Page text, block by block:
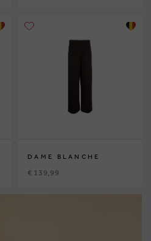
DAME BLANCHE
€ 139,99